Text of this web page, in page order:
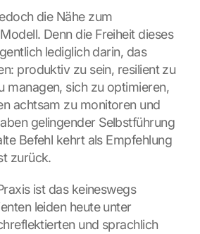
die Nähe zum
Denn die Freiheit dieses
lediglich darin, das
produktiv zu sein, resilient zu
managen, sich zu optimieren,
achtsam zu monitoren und
gelingender Selbstführung
Befehl kehrt als Empfehlung
zurück.
ist das keineswegs
leiden heute unter
und sprachlich